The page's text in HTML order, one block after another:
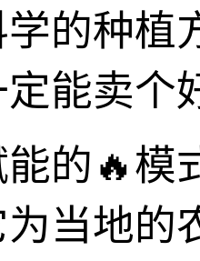
的种植
能卖个
的🔥模
当地的